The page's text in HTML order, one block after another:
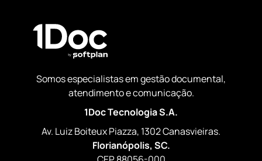
Somos especialistas em gestão documental,
atendimento e comunicação.
1Doc Tecnologia S.A.
Av. Luiz Boiteux Piazza, 1302 Canasvieiras.
Florianópolis, SC.